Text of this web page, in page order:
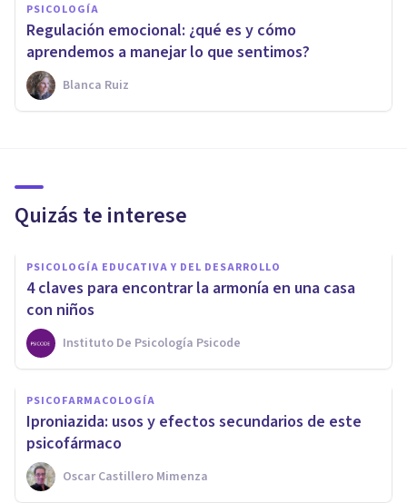
PSICOLOGÍA
Regulación emocional: ¿qué es y cómo
aprendemos a manejar lo que sentimos?
Blanca Ruiz
Quizás te interese
PSICOLOGÍA EDUCATIVA Y DEL DESARROLLO
4 claves para encontrar la armonía en una casa
con niños
Instituto De Psicología Psicode
PSICOFARMACOLOGÍA
Iproniazida: usos y efectos secundarios de este
psicofármaco
Oscar Castillero Mimenza